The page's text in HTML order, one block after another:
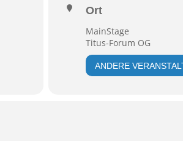
Ort
MainStage
Titus-Forum OG
ANDERE